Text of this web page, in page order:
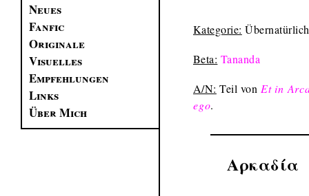
Neues
Fanfic
Originale
Visuelles
Empfehlungen
Links
Über Mich
Kategorie:
Beta: Tananda
A/N: Teil von Et in
ego.
Αρκαδία